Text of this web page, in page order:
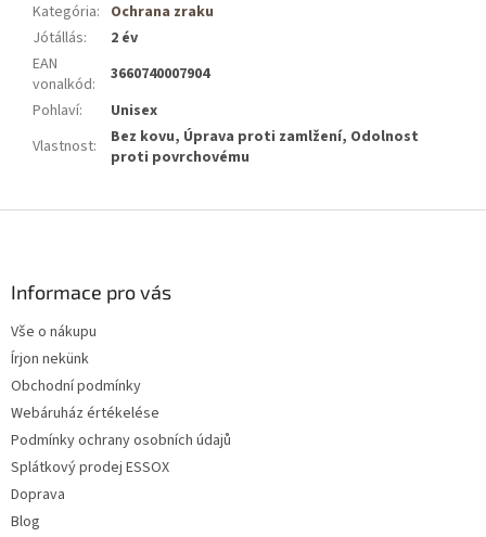
Kategória: Ochrana zraku
Jótállás:
2 év
EAN
vonalkód:
3660740007904
Pohlaví:
Unisex
Vlastnost:
Bez kovu, Úprava proti zamlžení, Odolnost
proti povrchovému
Informace pro vás
Vše o nákupu
Írjon nekünk
Obchodní podmínky
Webáruház értékelése
Podmínky ochrany osobních údajů
Splátkový prodej ESSOX
Doprava
Blog